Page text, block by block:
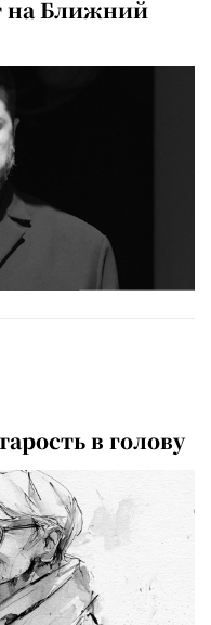
на Ближний
в голову